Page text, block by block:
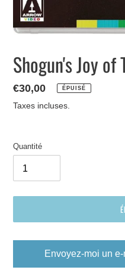
Shogun's Joy of
Prix
normal
€30,00 ÉPUISÉ
Taxes incluses.
Quantité
Envoyez-moi un